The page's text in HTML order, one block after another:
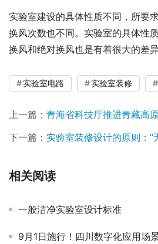
实验室建设的具体性质不同，所要
换风次数也不同。实验室的具体性
换风和绝对换风也是有着很大的差异
实验室电路 实验室装修
上一篇： 青海省科技厅推进青藏高原种质资
下一篇： 实验室装修设计的原则：“
相关阅读
一般洁净实验室设计标准
9月1日施行！四川数字化应用场景实验